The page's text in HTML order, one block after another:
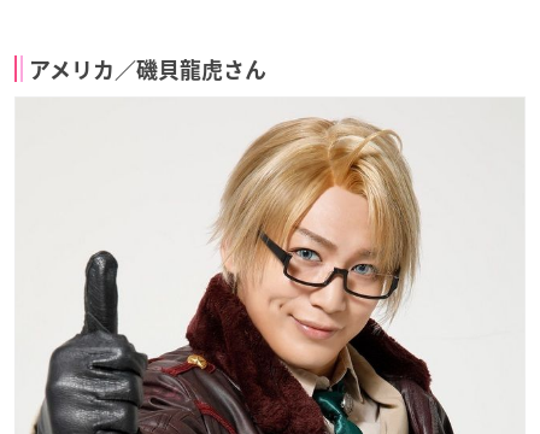
アメリカ／磯貝龍虎さん